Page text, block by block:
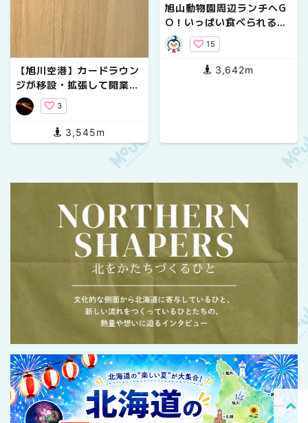
【旭川空港】カードラウン
ジが移設・拡張して開業。
「LOUNGE 大雪（TAISE
TSU）」をご紹介！！
3
3,545m
旭山動物園周辺ランチへG
O！いっぱい食べられるお
店3店
15
3,642m